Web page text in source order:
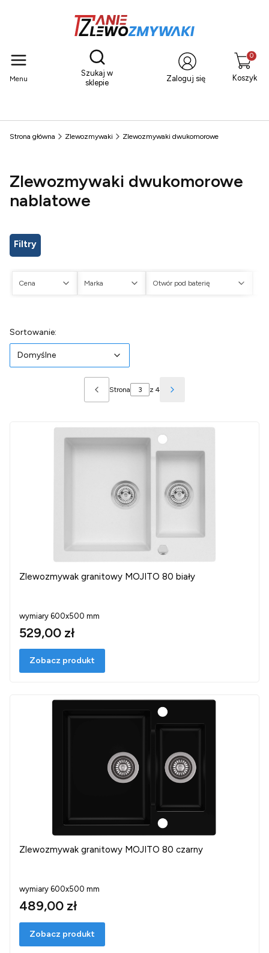
Menu
Otwórz wyszukiwarkę
Szukaj w
sklepie
Zaloguj się Koszyk
Strona główna Zlewozmywaki Zlewozmywaki dwukomorowe
Zlewozmywaki dwukomorowe
nablatowe
Filtry
Cena Marka Otwór pod baterię
Lista produktów
Sortowanie:
Domyślne
Poprzednie produkty
Strona z 4 Następne produkty
Zlewozmywak granitowy MOJITO 80 biały
wymiary 600x500 mm
529,00 zł
Zobacz produkt
Zlewozmywak granitowy MOJITO 80 czarny
wymiary 600x500 mm
489,00 zł
Zobacz produkt